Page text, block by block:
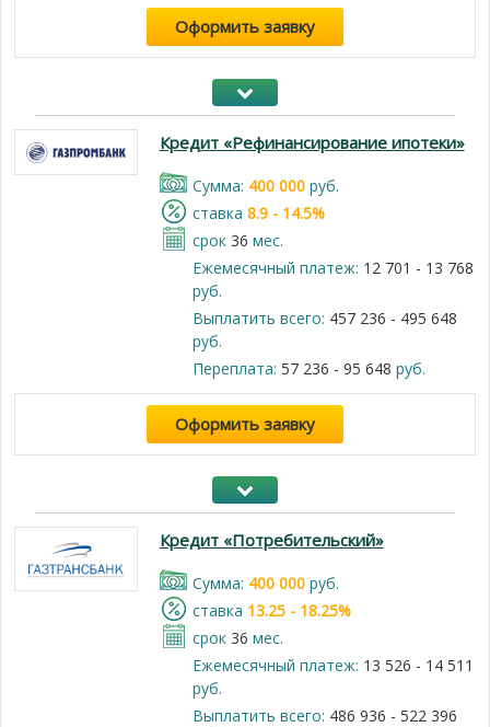
Оформить заявку
Кредит «Рефинансирование ипотеки»
Cумма: 400 000руб.
cтавка 8.9 - 14.5%
срок 36 мес.
Ежемесячный платеж: 12 701 - 13 768
руб.
Выплатить всего: 457 236 - 495 648
руб.
Переплата: 57 236 - 95 648 руб.
Оформить заявку
Кредит «Потребительский»
Cумма: 400 000руб.
cтавка 13.25 - 18.25%
срок 36 мес.
Ежемесячный платеж: 13 526 - 14 511
руб.
Выплатить всего: 486 936 - 522 396